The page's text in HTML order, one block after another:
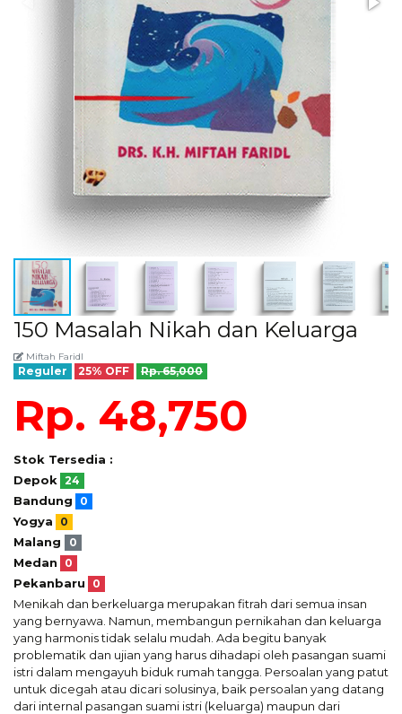
150 Masalah Nikah dan Keluarga
Miftah Faridl
Reguler 25% OFF Rp. 65,000
Rp. 48,750
Stok Tersedia :
Depok 24
Bandung 0
Yogya 0
Malang 0
Medan 0
Pekanbaru 0
Menikah dan berkeluarga merupakan fitrah dari semua insan
yang bernyawa. Namun, membangun pernikahan dan keluarga
yang harmonis tidak selalu mudah. Ada begitu banyak
problematik dan ujian yang harus dihadapi oleh pasangan suami
istri dalam mengayuh biduk rumah tangga. Persoalan yang patut
untuk dicegah atau dicari solusinya, baik persoalan yang datang
dari internal pasangan suami istri (keluarga) maupun dari